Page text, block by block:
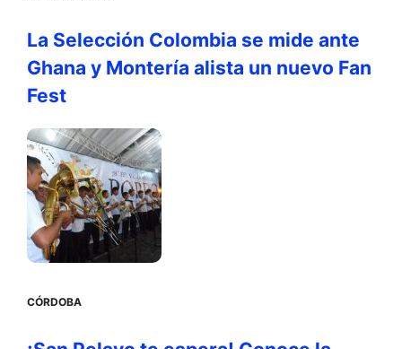
La Selección Colombia se mide ante
Ghana y Montería alista un nuevo Fan
Fest
CÓRDOBA